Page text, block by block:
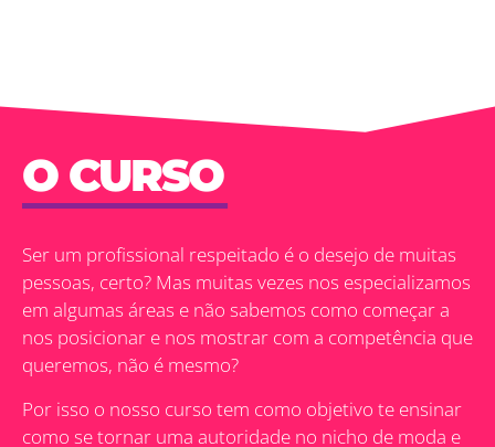
O CURSO
Ser um profissional respeitado é o desejo de muitas
pessoas, certo? Mas muitas vezes nos especializamos
em algumas áreas e não sabemos como começar a
nos posicionar e nos mostrar com a competência que
queremos, não é mesmo?
Por isso o nosso curso tem como objetivo te ensinar
como se tornar uma autoridade no nicho de moda e